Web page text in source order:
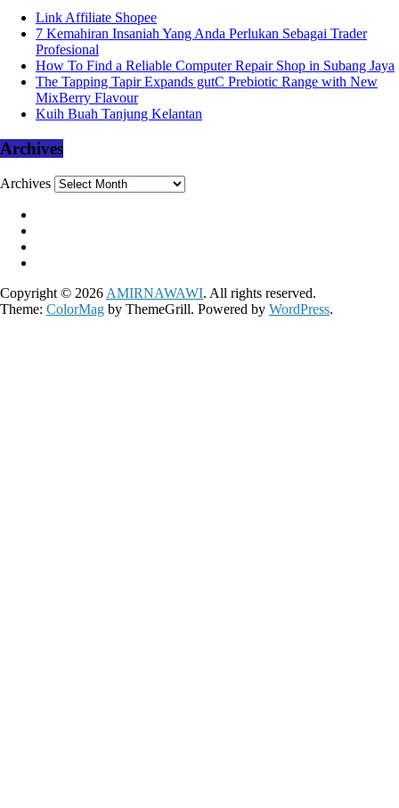
Link Affiliate Shopee
7 Kemahiran Insaniah Yang Anda Perlukan Sebagai Trader
Profesional
How To Find a Reliable Computer Repair Shop in Subang Jaya
The Tapping Tapir Expands gutC Prebiotic Range with New
MixBerry Flavour
Kuih Buah Tanjung Kelantan
Archives
Archives
Copyright © 2026 AMIRNAWAWI. All rights reserved.
Theme: ColorMag by ThemeGrill. Powered by WordPress.